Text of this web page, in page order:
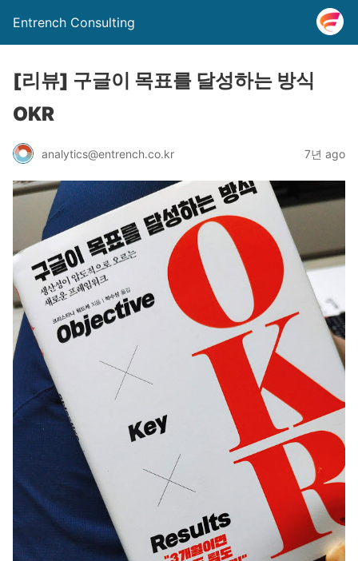
Entrench Consulting
[리뷰] 구글이 목표를 달성하는 방식
OKR
analytics@entrench.co.kr 7년 ago